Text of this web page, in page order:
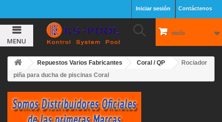
Contáctenos
Iniciar sesión
vacío
MENU
Repuestos Varios Fabricantes Coral / QP
Rociador
piña para ducha de piscinas Coral